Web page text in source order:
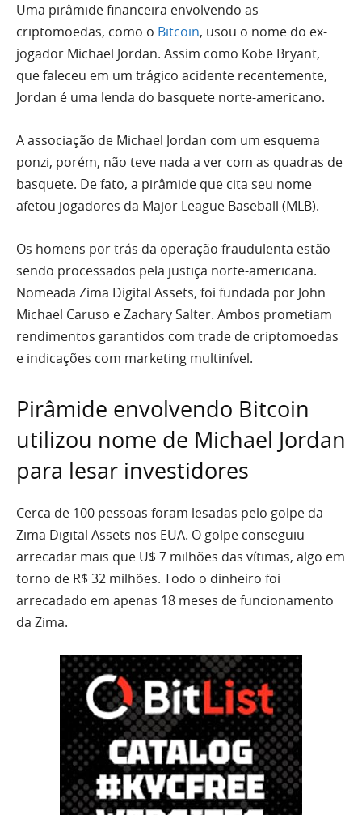
Uma pirâmide financeira envolvendo as
criptomoedas, como o Bitcoin, usou o nome do ex-
jogador Michael Jordan. Assim como Kobe Bryant,
que faleceu em um trágico acidente recentemente,
Jordan é uma lenda do basquete norte-americano.
A associação de Michael Jordan com um esquema
ponzi, porém, não teve nada a ver com as quadras de
basquete. De fato, a pirâmide que cita seu nome
afetou jogadores da Major League Baseball (MLB).
Os homens por trás da operação fraudulenta estão
sendo processados pela justiça norte-americana.
Nomeada Zima Digital Assets, foi fundada por John
Michael Caruso e Zachary Salter. Ambos prometiam
rendimentos garantidos com trade de criptomoedas
e indicações com marketing multinível.
Pirâmide envolvendo Bitcoin
utilizou nome de Michael Jordan
para lesar investidores
Cerca de 100 pessoas foram lesadas pelo golpe da
Zima Digital Assets nos EUA. O golpe conseguiu
arrecadar mais que U$ 7 milhões das vítimas, algo em
torno de R$ 32 milhões. Todo o dinheiro foi
arrecadado em apenas 18 meses de funcionamento
da Zima.